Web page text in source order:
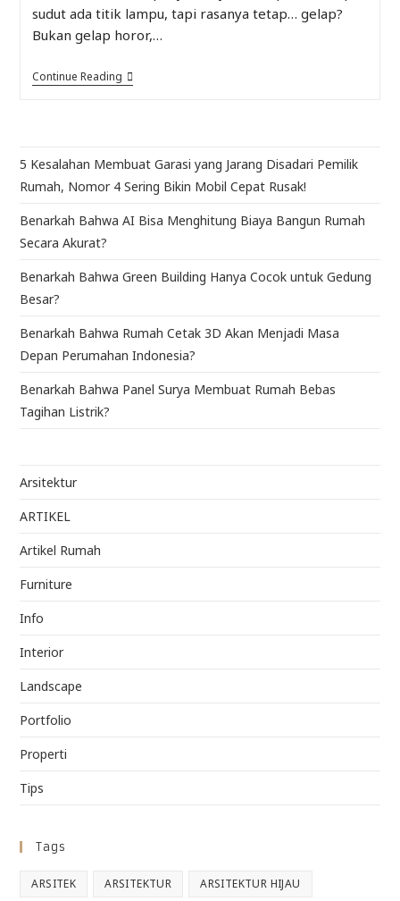
sudut ada titik lampu, tapi rasanya tetap… gelap?
Bukan gelap horor,…
Continue Reading
5 Kesalahan Membuat Garasi yang Jarang Disadari Pemilik
Rumah, Nomor 4 Sering Bikin Mobil Cepat Rusak!
Benarkah Bahwa AI Bisa Menghitung Biaya Bangun Rumah
Secara Akurat?
Benarkah Bahwa Green Building Hanya Cocok untuk Gedung
Besar?
Benarkah Bahwa Rumah Cetak 3D Akan Menjadi Masa
Depan Perumahan Indonesia?
Benarkah Bahwa Panel Surya Membuat Rumah Bebas
Tagihan Listrik?
Arsitektur
ARTIKEL
Artikel Rumah
Furniture
Info
Interior
Landscape
Portfolio
Properti
Tips
Tags
ARSITEK ARSITEKTUR ARSITEKTUR HIJAU